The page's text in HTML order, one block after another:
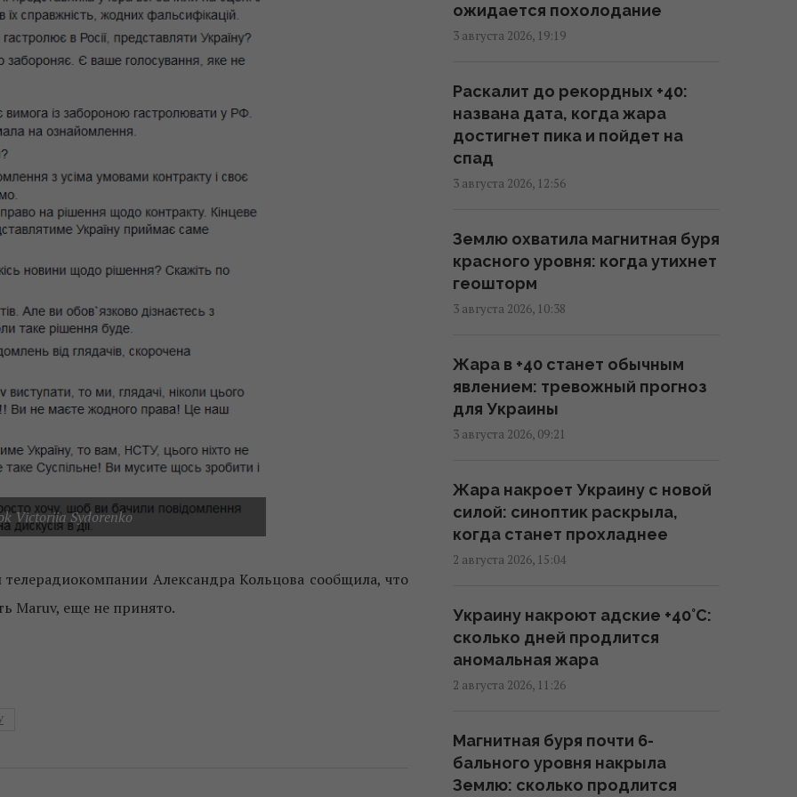
Victoriia Sydorenko
Александра Кольцова сообщила, что
Maruv, еще не принято.
отреагировал на просьбу
Зеленского предоставить
00:22 пятница, 07 августа 2026
Атака дронов на Москву:
аналитики оценили
эффективность работы
23:39 четверг, 06 августа 2026
Украина ставит Путина на
предвыборные часы, -
23:07 четверг, 06 августа 2026
Запад проигнорировал просьбу
Киева о срочных поставках
18:56 четверг, 06 августа 2026
В Польше анонсировали планы
массовой депортации
18:17 четверг, 06 августа 2026
Атакованный в Лейпциге
самолет "Антонова" перевозил
17:08 четверг, 06 августа 2026
Россия может использовать
ожидается похолодание
3 августа 2026, 19:19
Раскалит до рекордных +40:
названа дата, когда жара
достигнет пика и пойдет на
спад
3 августа 2026, 12:56
Землю охватила магнитная буря
красного уровня: когда утихнет
геошторм
3 августа 2026, 10:38
Жара в +40 станет обычным
явлением: тревожный прогноз
для Украины
3 августа 2026, 09:21
Жара накроет Украину с новой
силой: синоптик раскрыла,
когда станет прохладнее
2 августа 2026, 15:04
Украину накроют адские +40°C:
сколько дней продлится
аномальная жара
2 августа 2026, 11:26
Магнитная буря почти 6-
бального уровня накрыла
Землю: сколько продлится